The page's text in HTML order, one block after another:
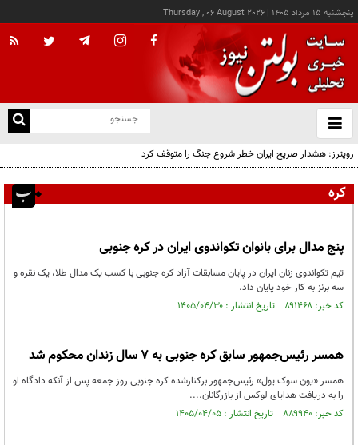
پنجشنبه ۱۵ مرداد ۱۴۰۵ |
Thursday , 06 August 2026
باز
و
رویترز: هشدار صریح ایران خطر شروع جنگ را متوقف کرد
کره
پنج مدال برای بانوان تکواندوی ایران در کره جنوبی
تیم تکواندوی زنان ایران در پایان مسابقات آزاد کره جنوبی با کسب یک مدال طلا، یک نقره و
سه برنز به کار خود پایان داد.
کد خبر: ۸۹۱۴۶۸ تاریخ انتشار : ۱۴۰۵/۰۴/۳۰
همسر رئیس‌جمهور سابق کره جنوبی به ۷ سال زندان محکوم شد
همسر «یون سوک یول» رئیس‌جمهور برکنارشده کره جنوبی روز جمعه پس از آنکه دادگاه او
را به دریافت هدایای لوکس از بازرگانان....
کد خبر: ۸۸۹۹۴۰ تاریخ انتشار : ۱۴۰۵/۰۴/۰۵